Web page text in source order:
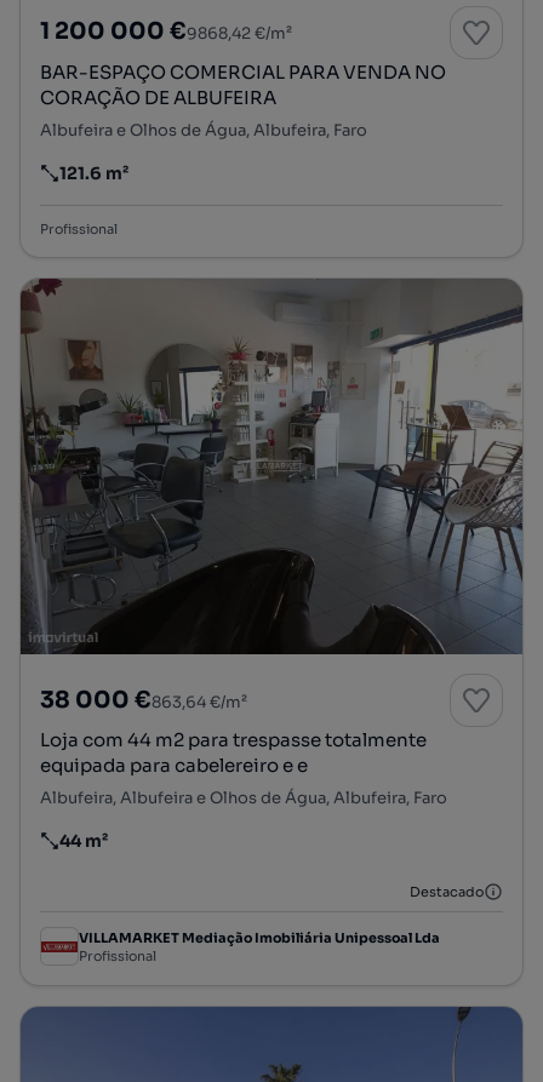
1 200 000 €9868,42 €/m²
BAR-ESPAÇO COMERCIAL PARA VENDA NO
CORAÇÃO DE ALBUFEIRA
Albufeira e Olhos de Água, Albufeira, Faro
Preço por metro quadrado
121.6 m²
Profissional
38 000 €863,64 €/m²
Loja com 44 m2 para trespasse totalmente
equipada para cabelereiro e e
Albufeira, Albufeira e Olhos de Água, Albufeira, Faro
Preço por metro quadrado
44 m²
Destacado
VILLAMARKET Mediação Imobiliária Unipessoal Lda
Profissional